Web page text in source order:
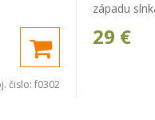
čislo: f0302
západu
29 €